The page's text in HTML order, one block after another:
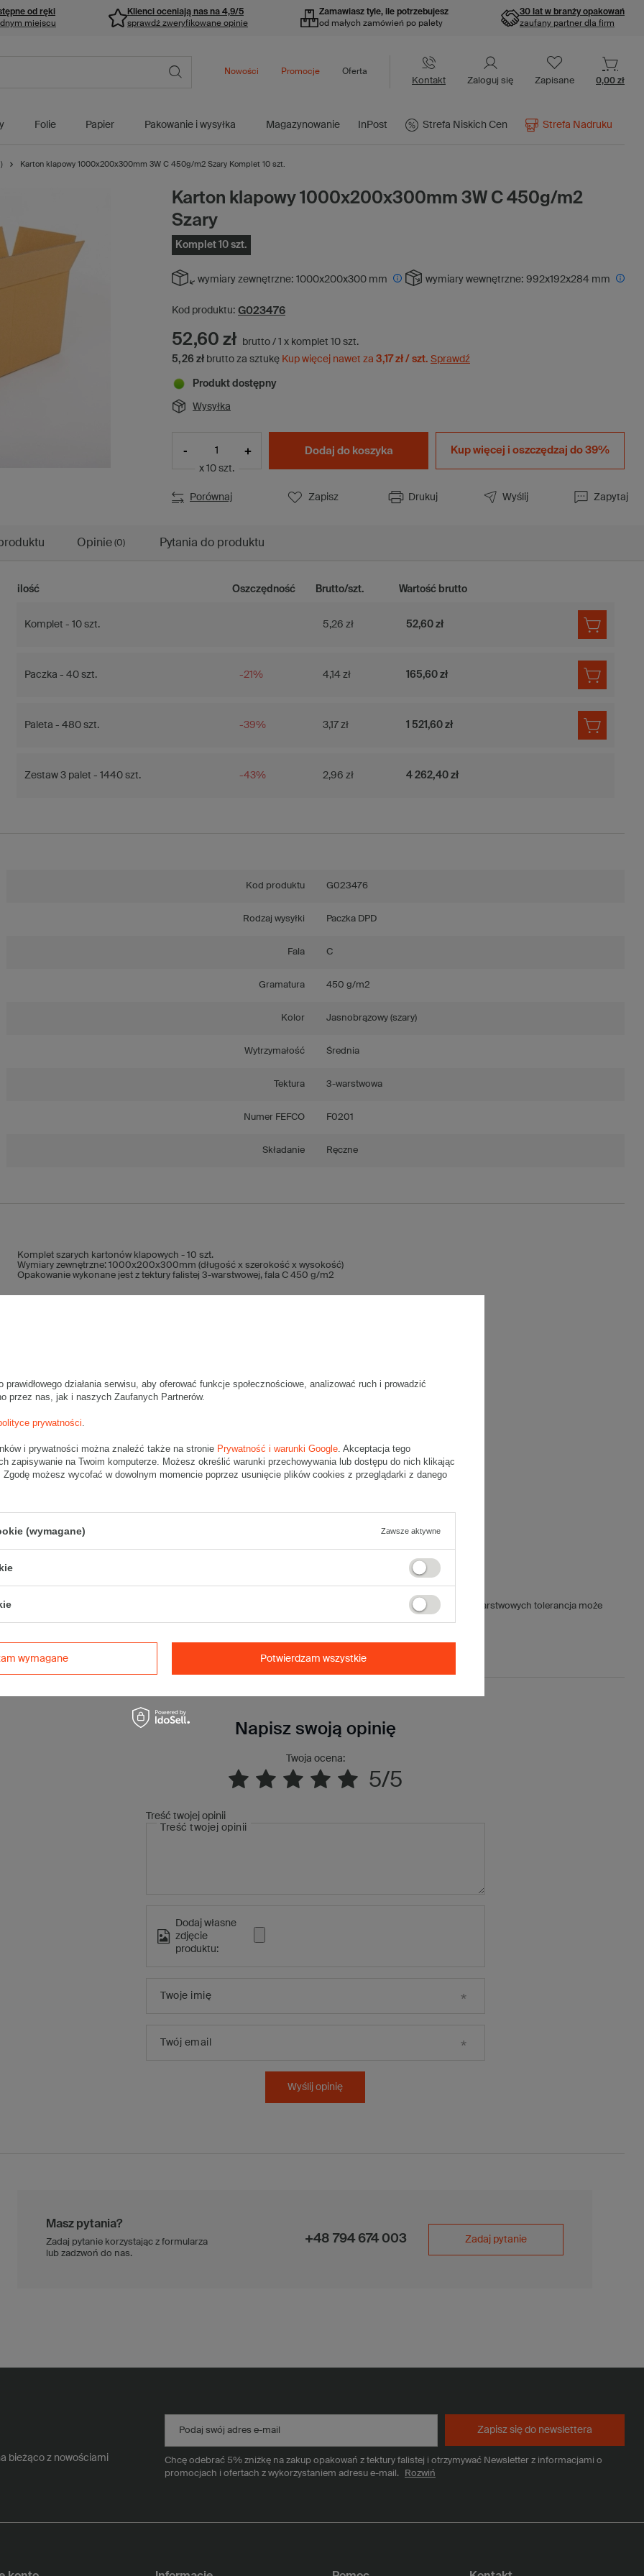
od ręki
miejscu
Klienci oceniają nas na 4,9/5
sprawdź zweryfikowane opinie
Zamawiasz tyle, ile potrzebujesz
od małych zamówień po palety
30 lat w branży opakowań
zaufany partner dla firm
Kontakt Zaloguj się Zapisane 0,00 zł
Folie Papier Pakowanie i wysyłka Magazynowanie InPost Strefa Niskich Cen Strefa Nadruku
Nowości Promocje Oferta
Karton klapowy 1000x200x300mm 3W C 450g/m2 Szary Komplet 10 szt.
Karton klapowy 1000x200x300mm 3W C 450g/m2
Szary
Komplet 10 szt.
wymiary zewnętrzne: 1000x200x300 mm wymiary wewnętrzne: 992x192x284 mm
Kod produktu: G023476
52,60 zł brutto / 1 x komplet 10 szt.
5,26 zł brutto za sztukę Kup więcej nawet za 3,17 zł / szt. Sprawdź
Produkt dostępny
Wysyłka
- +
x 10 szt.
Dodaj do koszyka Kup więcej i oszczędzaj do 39%
Porównaj Zapisz Drukuj Wyślij Zapytaj
Opinie (0) Pytania do produktu
ilość Oszczędność Brutto/szt. Wartość brutto
Komplet - 10 szt. 5,26 zł 52,60 zł
Paczka - 40 szt. -21% 4,14 zł 165,60 zł
Paleta - 480 szt. -39% 3,17 zł 1 521,60 zł
Zestaw 3 palet - 1440 szt. -43% 2,96 zł 4 262,40 zł
Kod produktu G023476
Rodzaj wysyłki Paczka DPD
Fala C
Gramatura 450 g/m2
Kolor Jasnobrązowy (szary)
Wytrzymałość Średnia
Tektura 3-warstwowa
Numer FEFCO F0201
Składanie Ręczne
Komplet szarych kartonów klapowych - 10 szt.
Wymiary zewnętrzne: 1000x200x300mm (długość x szerokość x wysokość)
Opakowanie wykonane jest z tektury falistej 3-warstwowej, fala C 450 g/m2
• tektura falista:3-warstwowa
• gramatura:450 g/m2
Dodatkowe :
• waga jednostkowa (+/-5%): 527 g
• Poczta Polska Paczka B
Tolerancja wymiarów wynikająca z parametrów pracy maszyn produkcyjnych wynosi ±5mm (dla kartonów 5-warstwowych tolerancja może
być większa ze względu na grubość tektury).
Napisz swoją opinię
Twoja ocena:
5/5
Treść twojej opinii
Treść twojej opinii
Dodaj własne
zdjęcie
produktu:
Twoje imię
Twój email
Wyślij opinię
Masz pytania?
Zadaj pytanie korzystając z formularza
lub zadzwoń do nas.
+48 794 674 003 Zadaj pytanie
bieżąco z nowościami
Podaj swój adres e-mail
Chcę odebrać 5% zniżkę na zakup opakowań z tektury falistej i otrzymywać Newsletter z informacjami o
promocjach i ofertach z wykorzystaniem adresu e-mail.
Rozwiń
Zapisz się do newslettera
działania serwisu, aby oferować funkcje społecznościowe, analizować ruch i prowadzić
przez nas, jak i naszych Zaufanych Partnerów.
prywatności.
i prywatności można znaleźć także na stronie Prywatność i warunki Google. Akceptacja tego
zapisywanie na Twoim komputerze. Możesz określić warunki przechowywania lub dostępu do nich klikając
Zgodę możesz wycofać w dowolnym momencie poprzez usunięcie plików cookies z przeglądarki z danego
(wymagane) Zawsze aktywne
wymagane Potwierdzam wszystkie